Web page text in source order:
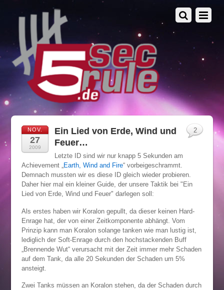
NOV.
27
2009
Ein Lied von Erde, Wind und
Feuer…
Letzte ID sind wir nur knapp 5 Sekunden am
Achievement „Earth, Wind and Fire“ vorbeigeschrammt.
Demnach mussten wir es diese ID gleich wieder probieren.
Daher hier mal ein kleiner Guide, der unsere Taktik bei "Ein
Lied von Erde, Wind und Feuer" darlegen soll:
Als erstes haben wir Koralon gepullt, da dieser keinen Hard-
Enrage hat, der von einer Zeitkomponente abhängt. Vom
Prinzip kann man Koralon solange tanken wie man lustig ist,
lediglich der Soft-Enrage durch den hochstackenden Buff
„Brennende Wut“ verursacht mit der Zeit immer mehr Schaden
auf dem Tank, da alle 20 Sekunden der Schaden um 5%
ansteigt.
Zwei Tanks müssen an Koralon stehen, da der Schaden durch
2